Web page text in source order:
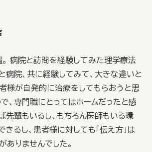
病院と訪問を経験してみた理学療法
病院、共に経験してみて、大きな違いと
様が自発的に治療をしてもらおうと思
、専門職にとってはホームだったと感
先輩もいるし、もちろん医師もいる環
きるし、患者様に対しても「伝え方」は
ありませんでした。